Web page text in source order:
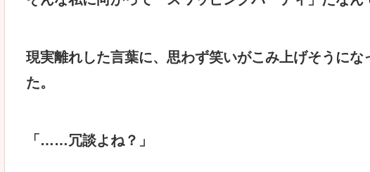
現実離れした言葉に、思わず笑いがこみ上げそうに
た。
「……冗談よね？」